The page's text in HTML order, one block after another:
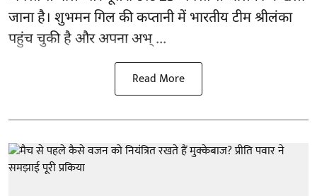
जाना है। शुभमन गिल की कप्तानी में भारतीय टीम श्रीलंका
पहुंच चुकी है और अपना अभ् ...
Read More